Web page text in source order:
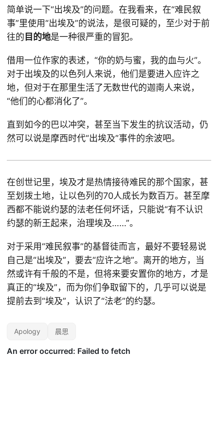
简单说一下“出埃及”的问题。在我看来，在“难民叙
事”里使用“出埃及”的说法，是很可疑的，至少对于前
往的 目的地是一种很严重的冒犯。
借用一位作家的表述，“你的奶与蜜，我的血与火”。
对于出埃及的以色列人来说，他们是要进入应许之
地，但对于在那里生活了无数世代的迦南人来说，
“他们的心都消化了”。
直到如今的巴以冲突，甚至当下发生的抗议活动，仍
然可以说是摩西时代“出埃及”事件的余波吧。
在创世记里，埃及才是热情接待难民的那个国家，甚
至划拨土地，让以色列的70人成长为数百万。甚至摩
西都不能说约瑟的法老任何坏话，只能说“有不认识
约瑟的新王起来，治理埃及……”。
对于采用“难民叙事”的基督徒而言，最好不要轻易说
自己是“出埃及”，要去“应许之地”。离开的地方，当
然或许有千般的不是，但将来要安置你的地方，才是
真正的“埃及”，而为你们争取留下的，几乎可以说是
提前去到“埃及”，认识了“法老”的约瑟。
Apology 晨思